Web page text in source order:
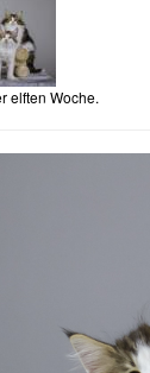
elften Woche.